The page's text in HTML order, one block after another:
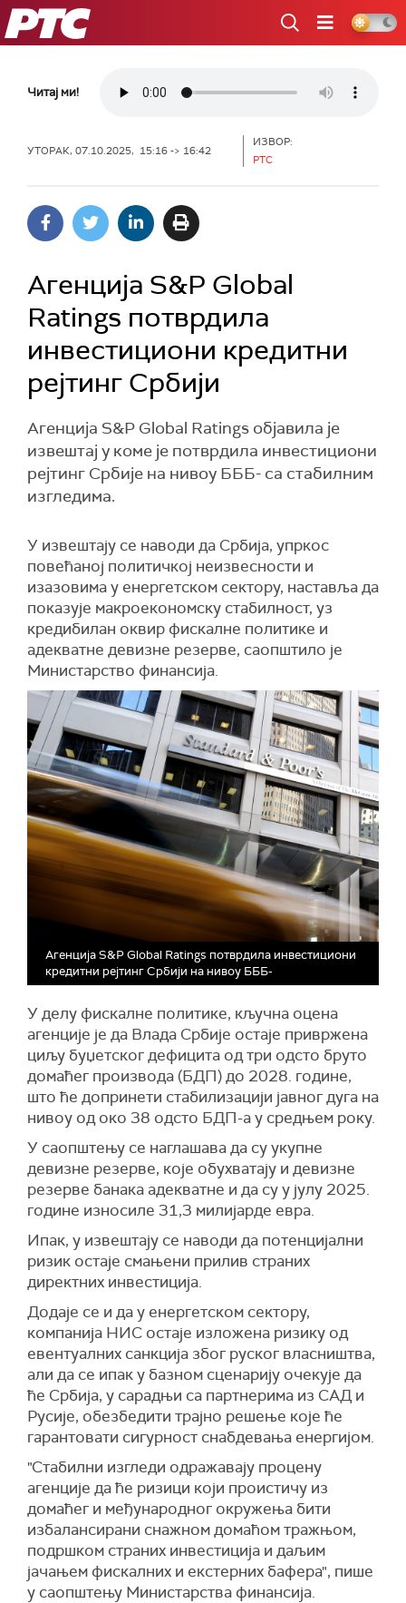
РТС
Читај ми!
УТОРАК, 07.10.2025, 15:16 -> 16:42
ИЗВОР:
РТС
Агенција S&P Global
Ratings потврдила
инвестициони кредитни
рејтинг Србији
Агенција S&P Global Ratings објавила је
извештај у коме је потврдила инвестициони
рејтинг Србије на нивоу БББ- са стабилним
изгледима.
У извештају се наводи да Србија, упркос
повећаној политичкој неизвесности и
изазовима у енергетском сектору, наставља да
показује макроекономску стабилност, уз
кредибилан оквир фискалне политике и
адекватне девизне резерве, саопштило је
Министарство финансија.
Агенција S&P Global Ratings потврдила инвестициони
кредитни рејтинг Србији на нивоу БББ-
У делу фискалне политике, кључна оцена
агенције је да Влада Србије остаје привржена
циљу буџетског дефицита од три одсто бруто
домаћег производа (БДП) до 2028. године,
што ће допринети стабилизацији јавног дуга на
нивоу од око 38 одсто БДП-а у средњем року.
У саопштењу се наглашава да су укупне
девизне резерве, које обухватају и девизне
резерве банака адекватне и да су у јулу 2025.
године износиле 31,3 милијарде евра.
Ипак, у извештају се наводи да потенцијални
ризик остаје смањени прилив страних
директних инвестиција.
Додаје се и да у енергетском сектору,
компанија НИС остаје изложена ризику од
евентуалних санкција због руског власништва,
али да се ипак у базном сценарију очекује да
ће Србија, у сарадњи са партнерима из САД и
Русије, обезбедити трајно решење које ће
гарантовати сигурност снабдевања енергијом.
"Стабилни изгледи одражавају процену
агенције да ће ризици који проистичу из
домаћег и међународног окружења бити
избалансирани снажном домаћом тражњом,
подршком страних инвестиција и даљим
јачањем фискалних и екстерних бафера", пише
у саопштењу Министарства финансија.